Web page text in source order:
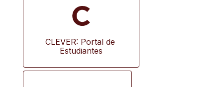
CLEVER: Portal de
Estudiantes